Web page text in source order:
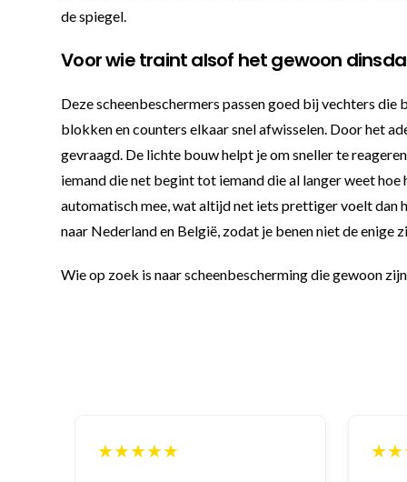
de spiegel.
Voor wie traint alsof het gewoon
Deze scheenbeschermers passen goed bij vechters
blokken en counters elkaar snel afwisselen. Door het
gevraagd. De lichte bouw helpt je om sneller te
iemand die net begint tot iemand die al langer weet
automatisch mee, wat altijd net iets prettiger voelt dan
naar Nederland en België, zodat je benen niet de enige
Wie op zoek is naar scheenbescherming die gewoon
★★★★★